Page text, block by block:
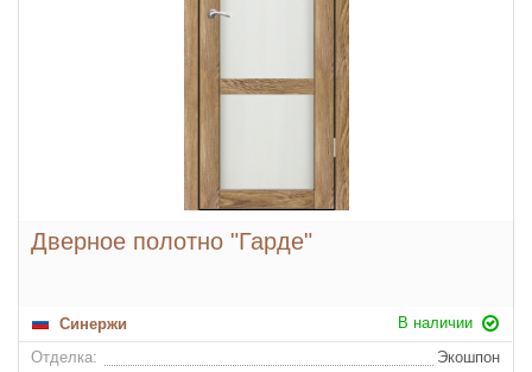
Дверное полотно "Гарде"
Синержи
В наличии
Отделка:
Экошпон